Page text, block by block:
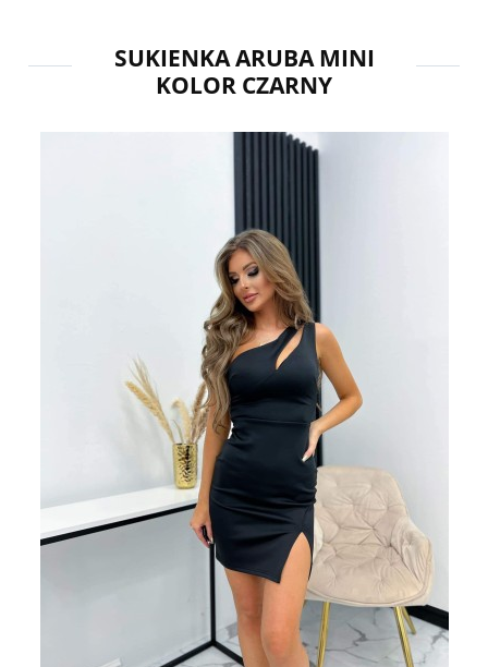
SUKIENKA ARUBA MINI
KOLOR CZARNY